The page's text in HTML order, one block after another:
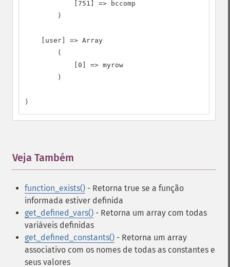
            [751] => bccomp
        )
    [user] => Array
        (
            [0] => myrow
        )
)
Veja Também
function_exists() - Retorna true se a função
informada estiver definida
get_defined_vars() - Retorna um array com todas
variáveis definidas
get_defined_constants() - Retorna um array
associativo com os nomes de todas as constantes e
seus valores